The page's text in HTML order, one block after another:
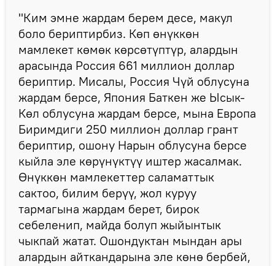
"Ким эмне жардам берем десе, макул
боло бериптирбиз. Көп өнүккөн
мамлекет көмөк көрсөтүптүр, алардын
арасында Россия 661 миллион доллар
бериптир. Мисалы, Россия Чүй облусуна
жардам берсе, Япония Баткен же Ысык-
Көл облусуна жардам берсе, мына Европа
Биримдиги 250 миллион доллар грант
бериптир, ошону Нарын облусуна берсе
кыйла эле көрүнүктүү иштер жасалмак.
Өнүккөн мамлекеттер саламаттык
сактоо, билим берүү, жол куруу
тармагына жардам берет, бирок
себеленип, майда болуп жыйынтык
чыкпай жатат. Ошондуктан мындан ары
алардын айткандарына эле көнө бербей,